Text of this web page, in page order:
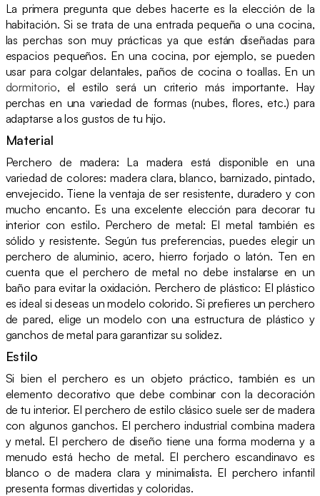
La primera pregunta que debes hacerte es la elección de la
habitación. Si se trata de una entrada pequeña o una cocina,
las perchas son muy prácticas ya que están diseñadas para
espacios pequeños. En una cocina, por ejemplo, se pueden
usar para colgar delantales, paños de cocina o toallas. En un
dormitorio, el estilo será un criterio más importante. Hay
perchas en una variedad de formas (nubes, flores, etc.) para
adaptarse a los gustos de tu hijo.
Material
Perchero de madera: La madera está disponible en una
variedad de colores: madera clara, blanco, barnizado, pintado,
envejecido. Tiene la ventaja de ser resistente, duradero y con
mucho encanto. Es una excelente elección para decorar tu
interior con estilo. Perchero de metal: El metal también es
sólido y resistente. Según tus preferencias, puedes elegir un
perchero de aluminio, acero, hierro forjado o latón. Ten en
cuenta que el perchero de metal no debe instalarse en un
baño para evitar la oxidación. Perchero de plástico: El plástico
es ideal si deseas un modelo colorido. Si prefieres un perchero
de pared, elige un modelo con una estructura de plástico y
ganchos de metal para garantizar su solidez.
Estilo
Si bien el perchero es un objeto práctico, también es un
elemento decorativo que debe combinar con la decoración
de tu interior. El perchero de estilo clásico suele ser de madera
con algunos ganchos. El perchero industrial combina madera
y metal. El perchero de diseño tiene una forma moderna y a
menudo está hecho de metal. El perchero escandinavo es
blanco o de madera clara y minimalista. El perchero infantil
presenta formas divertidas y coloridas.